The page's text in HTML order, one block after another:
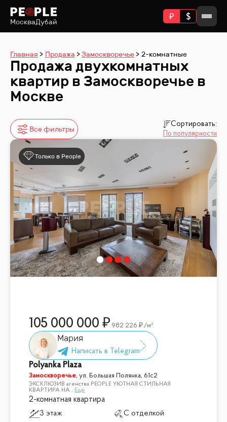
МоскваДубай
Главная Продажа Замоскворечье 2-комнатные
Продажа двухкомнатных
квартир в Замоскворечье в
Москве
Все фильтры
Сортировать:
По популярности
Только в People
105 000 000 982 226 /м²
Мария
Polyanka Plaza
Замоскворечье,ул. Большая Полянка, 61с2
ЭКСКЛЮЗИВ агенства PEOPLE УЮТНАЯ СТИЛЬНАЯ
КВАРТИРА НА... Ещё
2-комнатная квартира
3 этаж
С отделкой